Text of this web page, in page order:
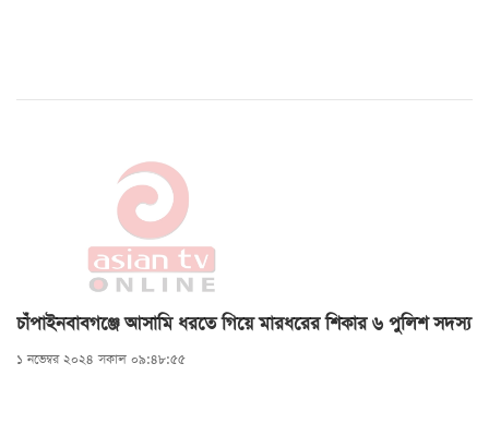
চাঁপাইনবাবগঞ্জে আসামি ধরতে গিয়ে মারধরের শিকার ৬ পুলিশ সদস্য
১ নভেম্বর ২০২৪ সকাল ০৯:৪৮:৫৫